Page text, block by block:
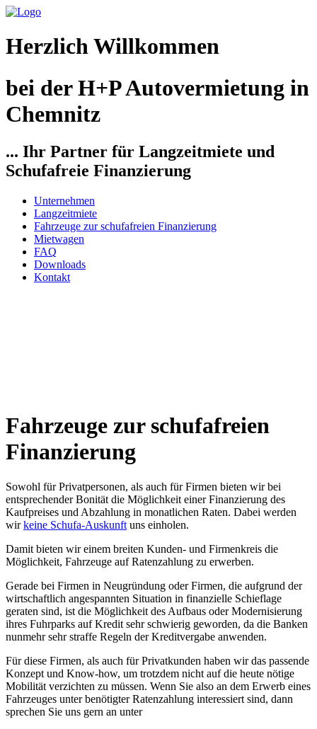
Herzlich Willkommen
bei der H+P Autovermietung in
Chemnitz
... Ihr Partner für Langzeitmiete und
Schufafreie Finanzierung
Unternehmen
Langzeitmiete
Fahrzeuge zur schufafreien Finanzierung
Mietwagen
FAQ
Downloads
Kontakt
Fahrzeuge zur schufafreien
Finanzierung
Sowohl für Privatpersonen, als auch für Firmen bieten wir bei
entsprechender Bonität die Möglichkeit einer Finanzierung des
Kaufpreises und Abzahlung in monatlichen Raten. Dabei werden
wirkeine Schufa-Auskunft uns einholen.
Damit bieten wir einem breiten Kunden- und Firmenkreis die
Möglichkeit, Fahrzeuge auf Ratenzahlung zu erwerben.
Gerade bei Firmen in Neugründung oder Firmen, die aufgrund der
wirtschaftlich angespannten Situation in finanzielle Schieflage
geraten sind, ist die Möglichkeit des Aufbaus oder Modernisierung
ihres Fuhrparks auf Kredit sehr schwierig geworden, da die Banken
nunmehr sehr straffe Regeln der Kreditvergabe anwenden.
Für diese Firmen, als auch für Privatkunden haben wir das passende
Konzept und Know-how, um trotzdem nicht auf die heute nötige
Mobilität verzichten zu müssen. Wenn Sie also an dem Erwerb eines
Fahrzeuges unter benötigter Ratenzahlung interessiert sind, dann
sprechen Sie uns gern an unter